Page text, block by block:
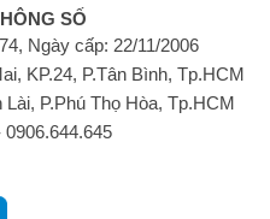
SỐ
Ngày cấp: 22/11/2006
KP.24, P.Tân Bình, Tp.HCM
P.Phú Thọ Hòa, Tp.HCM